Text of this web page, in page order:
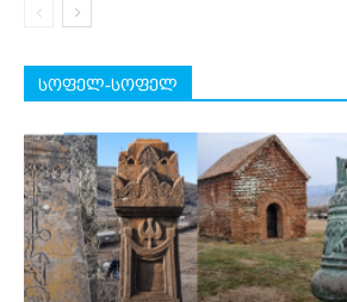
სოფელ-სოფელ